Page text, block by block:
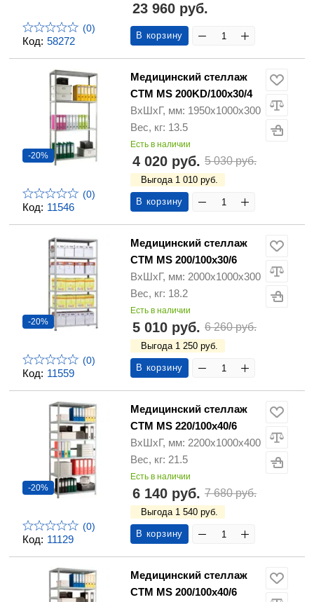
Код: 58272
(0)
23 960 руб.
В корзину
Код: 11546
-20%
(0)
Медицинский стеллаж
СТМ MS 200KD/100х30/4
ВхШхГ, мм: 1950х1000х300
Вес, кг: 13.5
Есть в наличии
4 020 руб. 5 030 руб.
Выгода 1 010 руб.
В корзину
Код: 11559
-20%
(0)
Медицинский стеллаж
СТМ MS 200/100х30/6
ВхШхГ, мм: 2000х1000х300
Вес, кг: 18.2
Есть в наличии
5 010 руб. 6 260 руб.
Выгода 1 250 руб.
В корзину
Код: 11129
-20%
(0)
Медицинский стеллаж
СТМ MS 220/100х40/6
ВхШхГ, мм: 2200х1000х400
Вес, кг: 21.5
Есть в наличии
6 140 руб. 7 680 руб.
Выгода 1 540 руб.
В корзину
Медицинский стеллаж
СТМ MS 200/100х40/6